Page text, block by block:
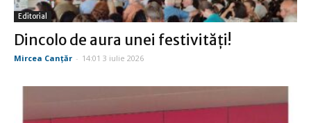
Editorial
Dincolo de aura unei festivităţi!
Mircea Canţăr - 14:01 3 iulie 2026